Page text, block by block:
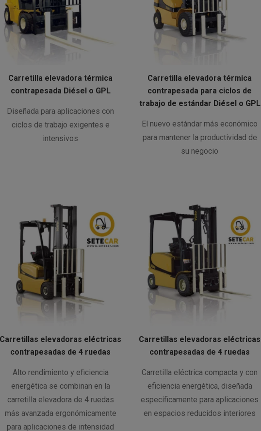
Carretilla elevadora térmica
contrapesada Diésel o GPL
Diseñada para aplicaciones con
ciclos de trabajo exigentes e
intensivos
Carretilla elevadora térmica
contrapesada para ciclos de
trabajo de estándar Diésel o GPL
El nuevo estándar más económico
para mantener la productividad de
su negocio
Carretillas elevadoras eléctricas
contrapesadas de 4 ruedas
Alto rendimiento y eficiencia
energética se combinan en la
carretilla elevadora de 4 ruedas
más avanzada ergonómicamente
para aplicaciones de intensidad
Carretillas elevadoras eléctricas
contrapesadas de 4 ruedas
Carretilla eléctrica compacta y con
eficiencia energética, diseñada
específicamente para aplicaciones
en espacios reducidos interiores